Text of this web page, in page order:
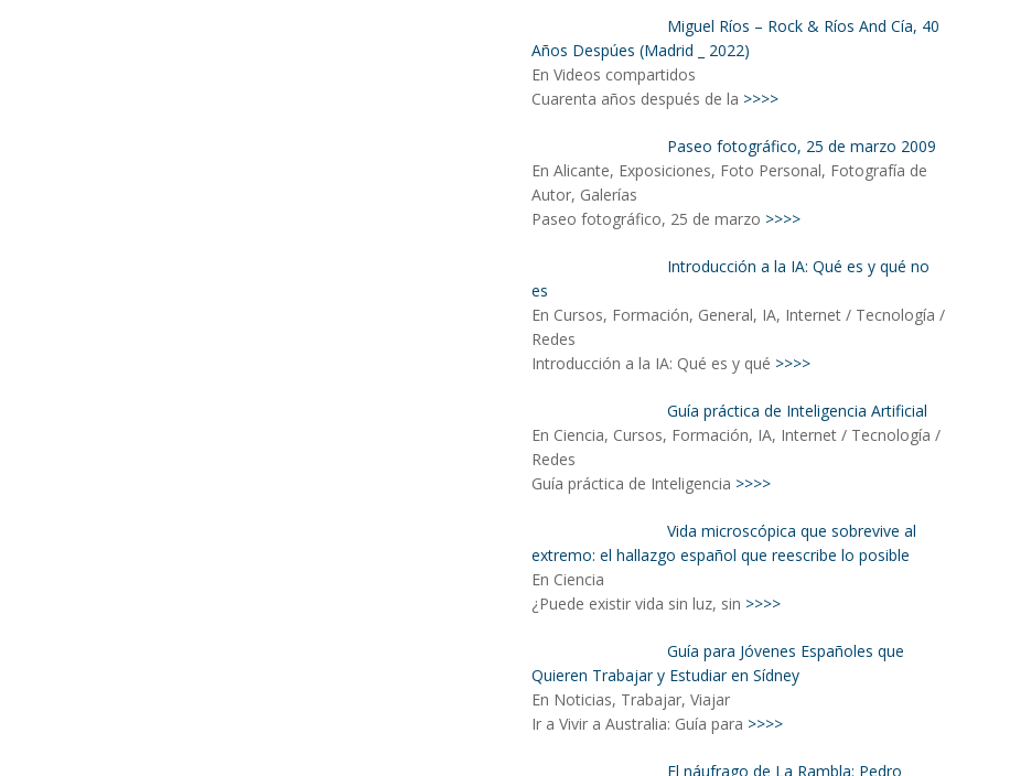
Miguel Ríos – Rock & Ríos And Cía, 40
Años Despúes (Madrid _ 2022)
En Videos compartidos
Cuarenta años después de la >>>>
Paseo fotográfico, 25 de marzo 2009
En Alicante, Exposiciones, Foto Personal, Fotografía de
Autor, Galerías
Paseo fotográfico, 25 de marzo >>>>
Introducción a la IA: Qué es y qué no
es
En Cursos, Formación, General, IA, Internet / Tecnología /
Redes
Introducción a la IA: Qué es y qué >>>>
Guía práctica de Inteligencia Artificial
En Ciencia, Cursos, Formación, IA, Internet / Tecnología /
Redes
Guía práctica de Inteligencia >>>>
Vida microscópica que sobrevive al
extremo: el hallazgo español que reescribe lo posible
En Ciencia
¿Puede existir vida sin luz, sin >>>>
Guía para Jóvenes Españoles que
Quieren Trabajar y Estudiar en Sídney
En Noticias, Trabajar, Viajar
Ir a Vivir a Australia: Guía para >>>>
El náufrago de La Rambla: Pedro